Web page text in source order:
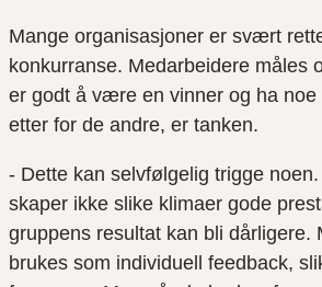
Mange organisasjoner er svært
konkurranse. Medarbeidere måles
er godt å være en vinner og ha noe
etter for de andre, er tanken.
- Dette kan selvfølgelig trigge
skaper ikke slike klimaer gode
gruppens resultat kan bli dårligere.
brukes som individuell feedback,